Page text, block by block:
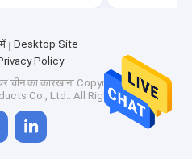
Desktop Site
Policy
चीन का कारखाना.Copyright © 2026
Co., Ltd.. All Rights Reserved.